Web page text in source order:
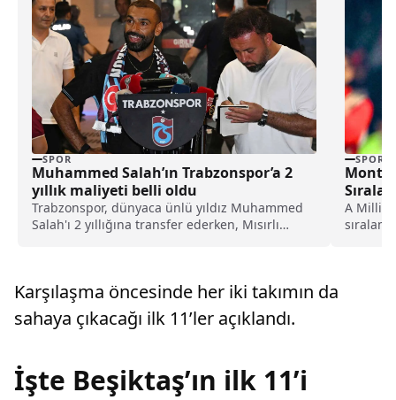
SPOR
Muhammed Salah’ın Trabzonspor’a 2
yıllık maliyeti belli oldu
Trabzonspor, dünyaca ünlü yıldız Muhammed
Salah'ı 2 yıllığına transfer ederken, Mısırlı
SPOR
A Milli
Karşılaşma öncesinde her iki takımın da
sahaya çıkacağı ilk 11’ler açıklandı.
İşte Beşiktaş’ın ilk 11’i